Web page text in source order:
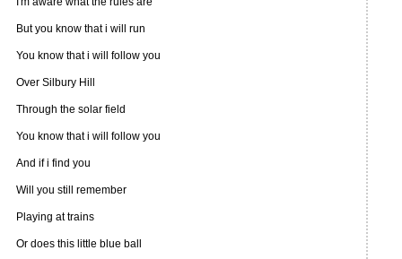
But you know that i will run
You know that i will follow you
Over Silbury Hill
Through the solar field
You know that i will follow you
And if i find you
Will you still remember
Playing at trains
Or does this little blue ball